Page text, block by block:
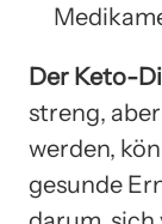
Der Keto-
streng,
werden,
gesunde